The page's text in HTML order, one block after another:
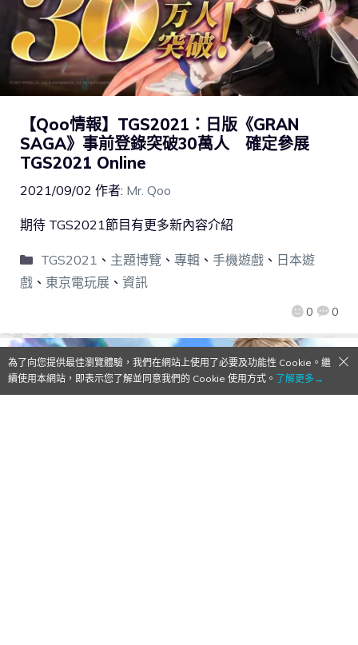
【Qoo情報】TGS2021：日版《GRAN
SAGA》事前登錄突破30萬人 確定參展
TGS2021 Online
2021/09/02 作者: Mr. Qoo
0 0
期待 TGS2021節目有更多新內容介紹
TGS2021 、 主題博覽 、 專輯、 手機遊戲、 日本遊
戲 、 東京電玩展 、 資訊
為了向您提供最佳瀏覽體驗，我們在網站上使用了必要及功能性 Cookie。繼
續使用本網站，即表示您了解並同意我們的 Cookie 使用方式。 了解更多→